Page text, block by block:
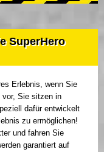
SuperHero
Erlebnis, wenn Sie
Sie sitzen in
dafür entwickelt
zu ermöglichen!
und fahren Sie
garantiert auf